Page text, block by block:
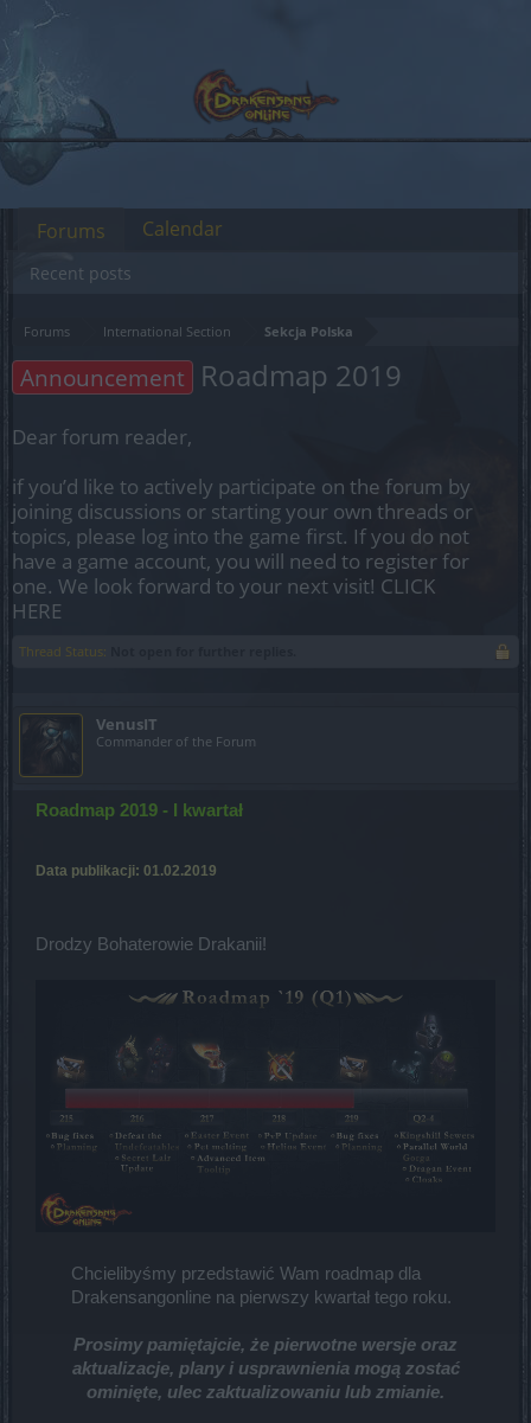
Forums International Section Sekcja Polska
Announcement Roadmap 2019
Dear forum reader,
if you’d like to actively participate on the forum by
joining discussions or starting your own threads or
topics, please log into the game first. If you do not
have a game account, you will need to register for
one. We look forward to your next visit! CLICK
HERE
Thread Status:
VenusIT
Commander of the Forum
Roadmap 2019 - I kwartał
Data publikacji: 01.02.2019
Drodzy Bohaterowie Drakanii!
Chcielibyśmy przedstawić Wam roadmap dla
Drakensangonline na pierwszy kwartał tego roku.​
Prosimy pamiętajcie, że pierwotne wersje oraz
aktualizacje, plany i usprawnienia mogą zostać
ominięte, ulec zaktualizowaniu lub zmianie.
Forums
Recent posts
Calendar